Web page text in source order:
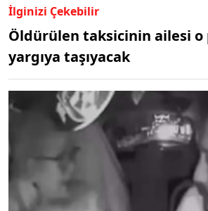
İlginizi Çekebilir
Öldürülen taksicinin ailesi o
yargıya taşıyacak